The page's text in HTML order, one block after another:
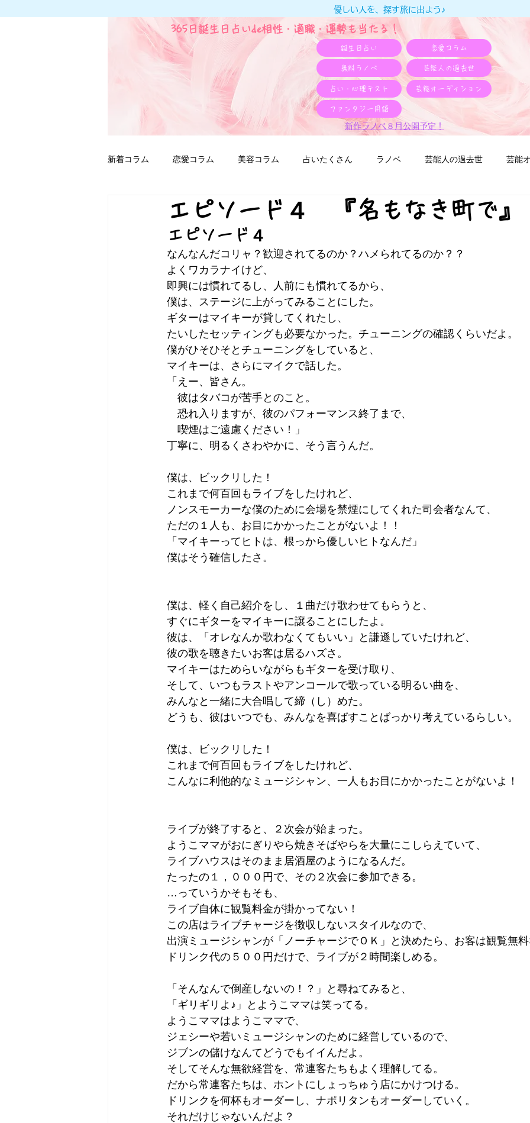
365日誕生日占いde相性・適職・​運勢も当たる！
優しい人を、探す旅に出よう♪
誕生日占い 恋愛コラム
無料ラノベ 芸能人の過去世
占い・心理テスト 芸能オーディション
ファンタジー用語
新作ラノベ８月公開予定！
新着コラム 恋愛コラム 美容コラム 占いたくさん ラノベ 芸能人の過去世 芸能
ファンタジー用語エピソード４ 『名もなき町で』
エピソード４
なんなんだコリャ？歓迎されてるのか？ハメられてるのか？？
よくワカラナイけど、
即興には慣れてるし、人前にも慣れてるから、
僕は、ステージに上がってみることにした。
ギターはマイキーが貸してくれたし、
たいしたセッティングも必要なかった。チューニングの確認くらいだよ。
僕がひそひそとチューニングをしていると、
マイキーは、さらにマイクで話した。
「えー、皆さん。
彼はタバコが苦手とのこと。
恐れ入りますが、彼のパフォーマンス終了まで、
喫煙はご遠慮ください！」
丁寧に、明るくさわやかに、そう言うんだ。
僕は、ビックリした！
これまで何百回もライブをしたけれど、
ノンスモーカーな僕のために会場を禁煙にしてくれた司会者なんて、
ただの１人も、お目にかかったことがないよ！！
「マイキーってヒトは、根っから優しいヒトなんだ」
僕はそう確信したさ。
僕は、軽く自己紹介をし、１曲だけ歌わせてもらうと、
すぐにギターをマイキーに譲ることにしたよ。
彼は、「オレなんか歌わなくてもいい」と謙遜していたけれど、
彼の歌を聴きたいお客は居るハズさ。
マイキーはためらいながらもギターを受け取り、
そして、いつもラストやアンコールで歌っている明るい曲を、
みんなと一緒に大合唱して締（し）めた。
どうも、彼はいつでも、みんなを喜ばすことばっかり考えているらしい。
僕は、ビックリした！
これまで何百回もライブをしたけれど、
こんなに利他的なミュージシャン、一人もお目にかかったことがないよ！
ライブが終了すると、２次会が始まった。
ようこママがおにぎりやら焼きそばやらを大量にこしらえていて、
ライブハウスはそのまま居酒屋のようになるんだ。
たったの１，０００円で、その２次会に参加できる。
…っていうかそもそも、
ライブ自体に観覧料金が掛かってない！
この店はライブチャージを徴収しないスタイルなので、
出演ミュージシャンが「ノーチャージでＯＫ」と決めたら、お客は観覧無
ドリンク代の５００円だけで、ライブが２時間楽しめる。
「そんなんで倒産しないの！？」と尋ねてみると、
「ギリギリよ♪」とようこママは笑ってる。
ようこママはようこママで、
ジェシーや若いミュージシャンのために経営しているので、
ジブンの儲けなんてどうでもイイんだよ。
そしてそんな無欲経営を、常連客たちもよく理解してる。
だから常連客たちは、ホントにしょっちゅう店にかけつける。
ドリンクを何杯もオーダーし、ナポリタンもオーダーしていく。
それだけじゃないんだよ？